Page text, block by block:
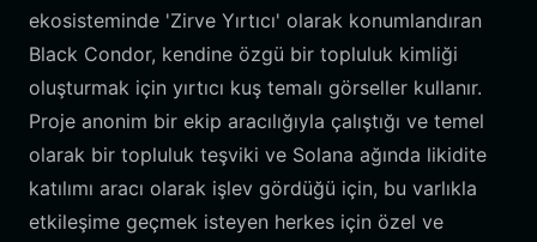
ekosisteminde 'Zirve Yırtıcı' olarak konumlandıran
Black Condor, kendine özgü bir topluluk kimliği
oluşturmak için yırtıcı kuş temalı görseller kullanır.
Proje anonim bir ekip aracılığıyla çalıştığı ve temel
olarak bir topluluk teşviki ve Solana ağında likidite
katılımı aracı olarak işlev gördüğü için, bu varlıkla
etkileşime geçmek isteyen herkes için özel ve